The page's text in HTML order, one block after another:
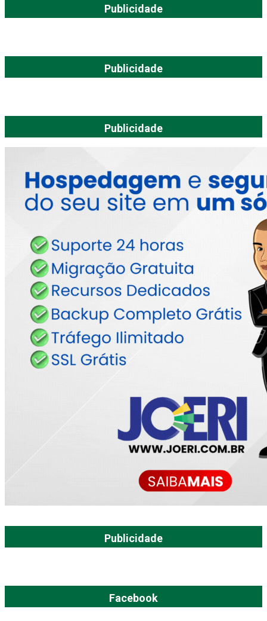
Publicidade
Publicidade
Publicidade
Publicidade
Facebook